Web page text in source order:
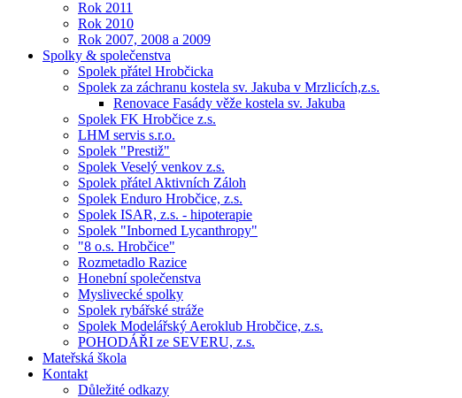
Rok 2011
Rok 2010
Rok 2007, 2008 a 2009
Spolky & společenstva
Spolek přátel Hrobčicka
Spolek za záchranu kostela sv. Jakuba v Mrzlicích,z.s.
Renovace Fasády věže kostela sv. Jakuba
Spolek FK Hrobčice z.s.
LHM servis s.r.o.
Spolek "Prestiž"
Spolek Veselý venkov z.s.
Spolek přátel Aktivních Záloh
Spolek Enduro Hrobčice, z.s.
Spolek ISAR, z.s. - hipoterapie
Spolek "Inborned Lycanthropy"
"8 o.s. Hrobčice"
Rozmetadlo Razice
Honební společenstva
Myslivecké spolky
Spolek rybářské stráže
Spolek Modelářský Aeroklub Hrobčice, z.s.
POHODÁŘI ze SEVERU, z.s.
Mateřská škola
Kontakt
Důležité odkazy